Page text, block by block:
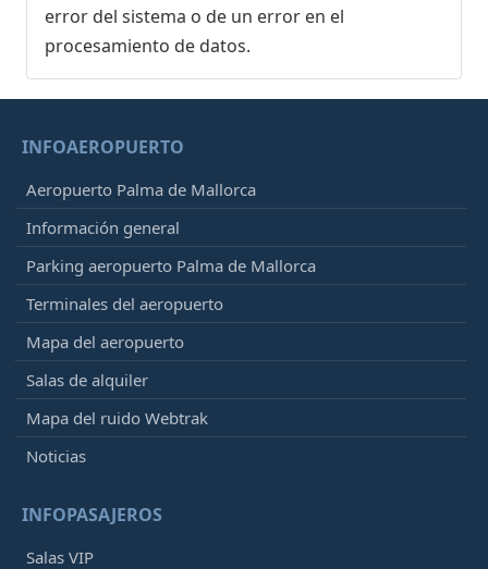
error del sistema o de un error en el
procesamiento de datos.
INFOAEROPUERTO
Aeropuerto Palma de Mallorca
Información general
Parking aeropuerto Palma de Mallorca
Terminales del aeropuerto
Mapa del aeropuerto
Salas de alquiler
Mapa del ruido Webtrak
Noticias
INFOPASAJEROS
Salas VIP